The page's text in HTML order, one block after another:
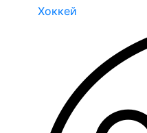
Хоккей